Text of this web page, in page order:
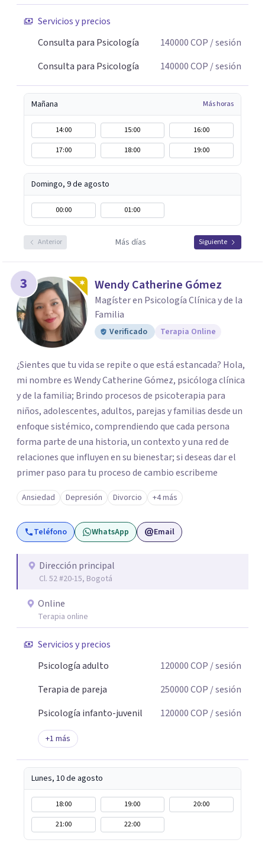
Servicios y precios
Consulta para Psicología
140000COP / sesión
Consulta para Psicología
140000COP / sesión
Mañana Más horas
14:00 15:00
16:00
17:00
18:00 19:00
Domingo, 9 de agosto
00:00 01:00
Anterior Más días Siguiente
3 Wendy Catherine Gómez
Magíster en Psicología Clínica y de la
Familia
Verificado Terapia Online
¿Sientes que tu vida se repite o que está estancada? Hola,
mi nombre es Wendy Catherine Gómez, psicóloga clínica
y de la familia; Brindo procesos de psicoterapia para
niños, adolescentes, adultos, parejas y familias desde un
enfoque sistémico, comprendiendo que cada persona
forma parte de una historia, un contexto y una red de
relaciones que influyen en su bienestar; si deseas dar el
primer paso para tu proceso de cambio escribeme
Ansiedad Depresión Divorcio +4 más
Teléfono WhatsApp Email
Dirección principal
Cl. 52 #20-15, Bogotá
Online
Terapia online
Servicios y precios
Psicología adulto
120000COP / sesión
Terapia de pareja
250000COP / sesión
Psicología infanto-juvenil
120000COP / sesión
+1 más
Lunes, 10 de agosto
18:00 19:00
20:00
21:00
22:00